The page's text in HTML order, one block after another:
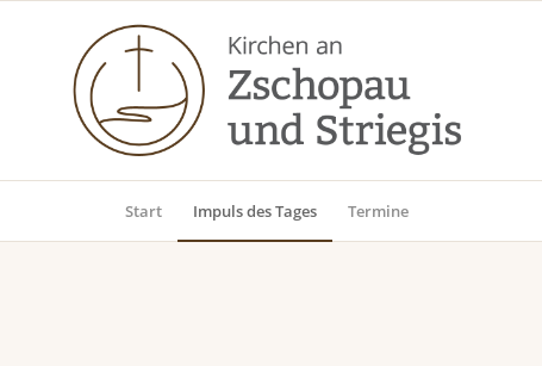
Start Impuls des Tages Termine